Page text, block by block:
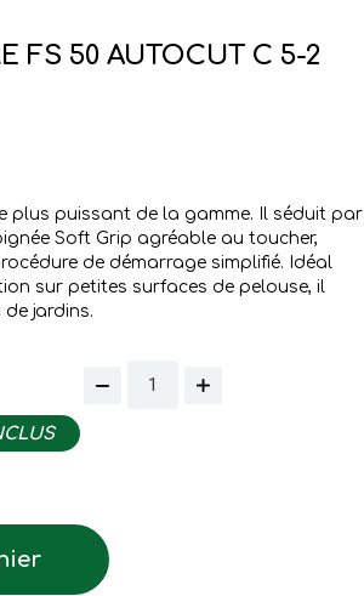
FS 50 AUTOCUT C 5-2
plus puissant de la gamme. Il séduit par
Soft Grip agréable au toucher,
de démarrage simplifié. Idéal
sur petites surfaces de pelouse, il
jardins.